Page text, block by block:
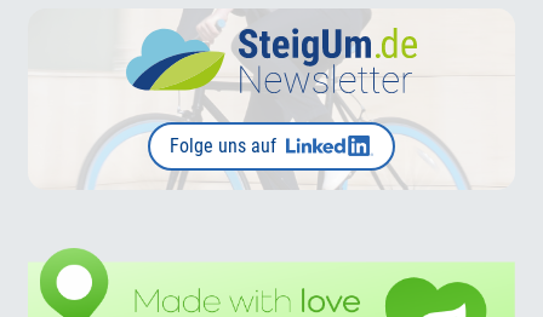
Folge uns auf